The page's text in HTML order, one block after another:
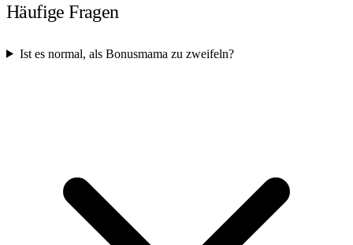
Häufige Fragen
Ist es normal, als Bonusmama zu zweifeln?